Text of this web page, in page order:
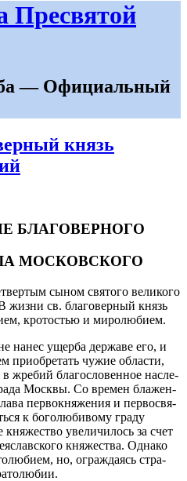
Пресвятой
— Официальный
князь
БЛАГОВЕРНОГО
МОСКОВСКОГО
сы­ном свя­то­го ве­ли­ко­го
жиз­ни св. бла­го­вер­ный князь
кро­то­стью и ми­ро­лю­би­ем.
на­нес ущер­ба дер­жа­ве его, и
при­об­ре­тать чу­жие об­ла­сти,
в жре­бий бла­го­сло­вен­ное на­сле­
Моск­вы. Со вре­мен бла­жен­
пер­во­кня­же­ния и пер­во­свя­
к бо­го­лю­би­во­му гра­ду
уве­ли­чи­лось за счет
кня­же­ства. Од­на­ко
но, ограж­да­ясь стра­